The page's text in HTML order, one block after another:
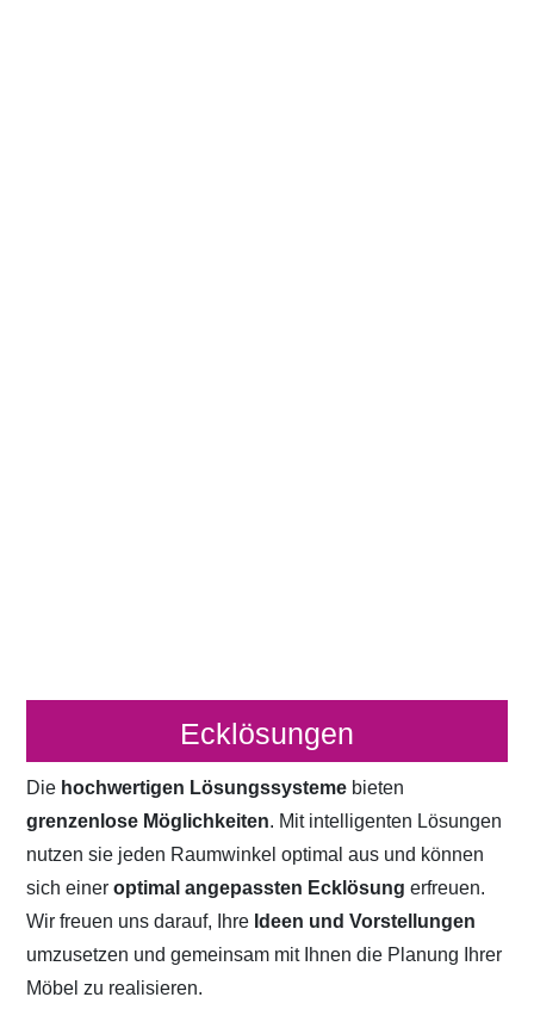
Ecklösungen
Die hochwertigen Lösungssysteme bieten
grenzenlose Möglichkeiten. Mit intelligenten Lösungen
nutzen sie jeden Raumwinkel optimal aus und können
sich eineroptimal angepassten Ecklösung erfreuen.
Wir freuen uns darauf, Ihre Ideen und Vorstellungen
umzusetzen und gemeinsam mit Ihnen die Planung Ihrer
Möbel zu realisieren.